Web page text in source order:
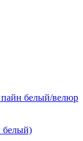
белый/велюр
белый)